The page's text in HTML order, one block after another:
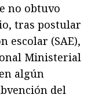
no obtuvo
tras postular
escolar (SAE),
Ministerial
algún
del